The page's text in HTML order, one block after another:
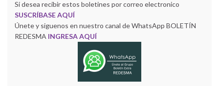
Si desea recibir estos boletines por correo electronico
SUSCRÍBASE AQUÍ
Únete y siguenos en nuestro canal de WhatsApp BOLETÍN
REDESMA INGRESA AQUÍ